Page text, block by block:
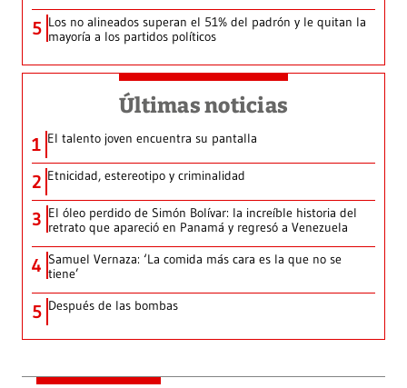
5 Los no alineados superan el 51% del padrón y le quitan la
mayoría a los partidos políticos
Últimas noticias
1 El talento joven encuentra su pantalla​
2 Etnicidad, estereotipo y criminalidad
3 El óleo perdido de Simón Bolívar: la increíble historia del
retrato que apareció en Panamá y regresó a Venezuela
4 Samuel Vernaza: ‘La comida más cara es la que no se
tiene’
5 Después de las bombas